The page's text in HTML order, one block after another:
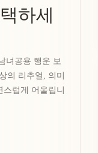
하세
녀공용 행운 보
의 리추얼, 의미
스럽게 어울립니